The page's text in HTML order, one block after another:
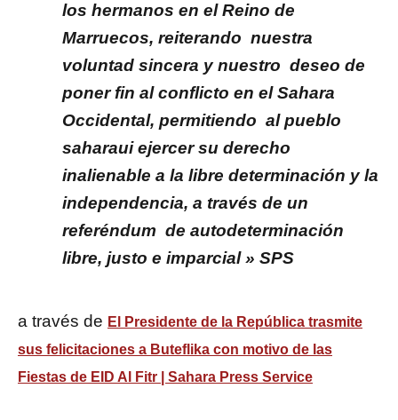
los hermanos en el Reino de
Marruecos, reiterando nuestra
voluntad sincera y nuestro deseo de
poner fin al conflicto en el Sahara
Occidental, permitiendo al pueblo
saharaui ejercer su derecho
inalienable a la libre determinación y la
independencia, a través de un
referéndum de autodeterminación
libre, justo e imparcial » SPS
a través de El Presidente de la República trasmite
sus felicitaciones a Buteflika con motivo de las
Fiestas de EID Al Fitr | Sahara Press Service